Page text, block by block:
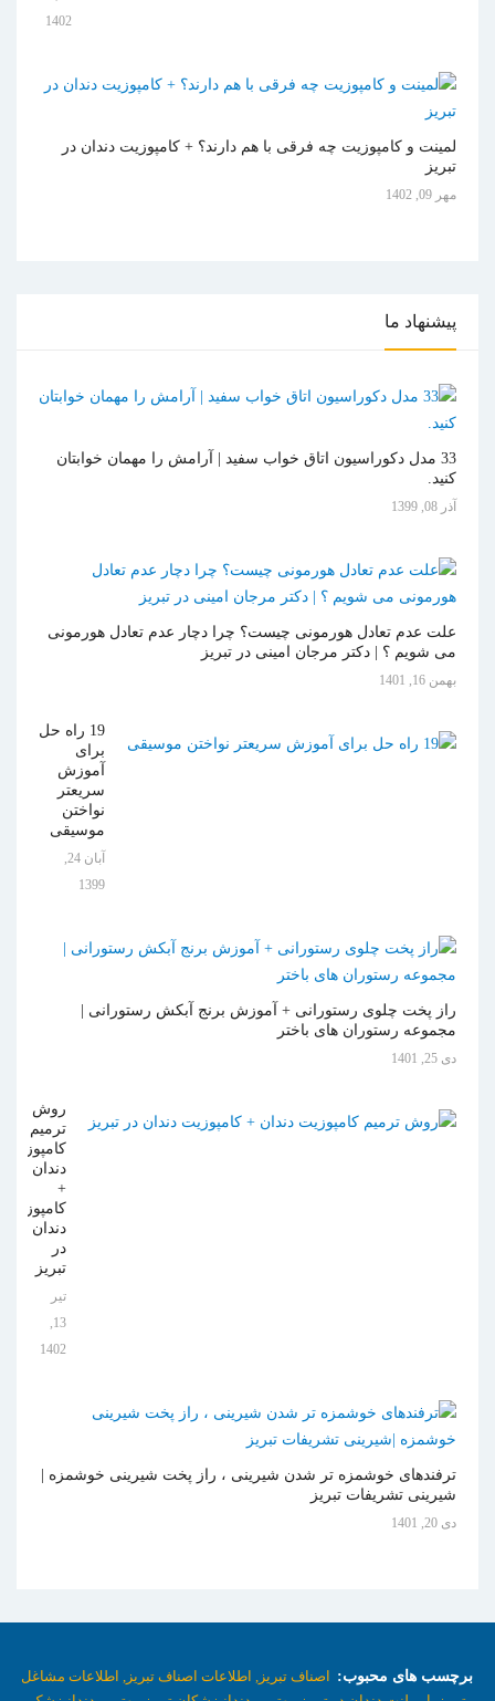
1402
لمینت و کامپوزیت چه فرقی با هم دارند؟ + کامپوزیت دندان در
تبریز
مهر 09, 1402
پیشنهاد ما
33 مدل دکوراسیون اتاق خواب سفید | آرامش را مهمان خوابتان
کنید.
آذر 08, 1399
علت عدم تعادل هورمونی چیست؟ چرا دچار عدم تعادل هورمونی
می شویم ؟ | دکتر مرجان امینی در تبریز
بهمن 16, 1401
19 راه حل
برای
آموزش
سریعتر
نواختن
موسیقی
1399
راز پخت چلوی رستورانی + آموزش برنج آبکش رستورانی |
مجموعه رستوران های باختر
دی 25, 1401
روش
ترمیم
کامپوزیت
دندان
+
کامپوزیت
دندان
در
تبریز
تیر
1402
ترفندهای خوشمزه تر شدن شیرینی ، راز پخت شیرینی خوشمزه |
شیرینی تشریفات تبریز
دی 20, 1401
برچسب های محبوب: اصناف تبریز, اطلاعات اصناف تبریز,
اطلاعات مشاغل